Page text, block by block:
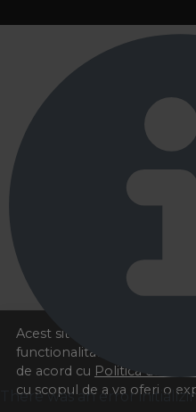
Acest site foloseste
functionalitatea dorita.
de acord cu Politica de
cu scopul de a va oferi o
There was an error